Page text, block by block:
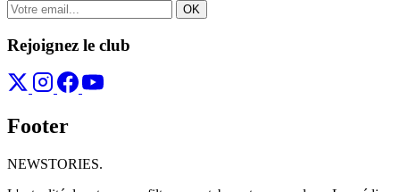
OK
Rejoignez le club
Footer
NEWSTORIES.